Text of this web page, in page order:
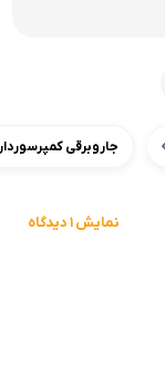
جاروبرقی کمپرسوردار
نمایش 1 دیدگاه